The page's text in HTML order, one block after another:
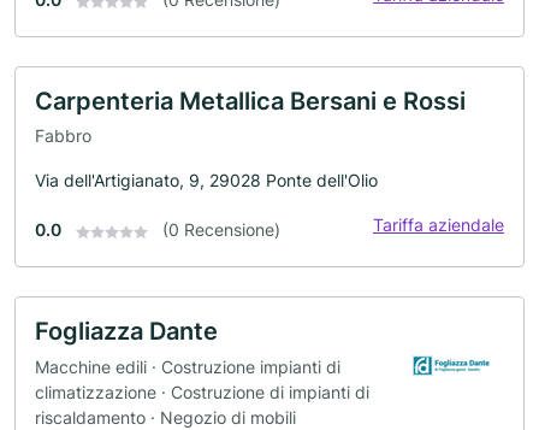
Carpenteria Metallica Bersani e Rossi
Fabbro
Via dell'Artigianato, 9, 29028 Ponte dell'Olio
0.0 (0 Recensione) Tariffa aziendale
Fogliazza Dante
Macchine edili · Costruzione impianti di
climatizzazione · Costruzione di impianti di
riscaldamento · Negozio di mobili